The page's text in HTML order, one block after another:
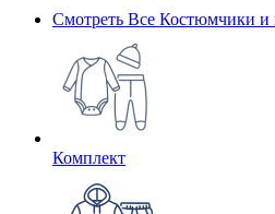
Смотреть Все Костюмчики и
Комплект